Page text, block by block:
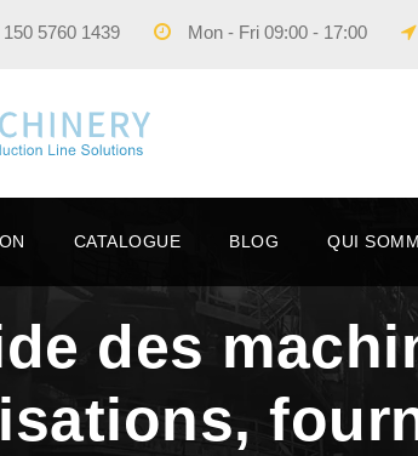
5760 1439 Mon - Fri 09:00 - 17:00
CATALOGUE BLOG QUI
des